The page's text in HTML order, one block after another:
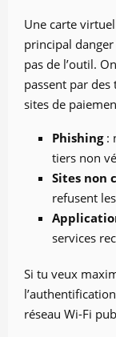
Une carte
principal
pas de l’outil.
passent par
sites de
Phishing:
tiers non
Sites non
refusent
services
Si tu veux
réseau Wi-Fi